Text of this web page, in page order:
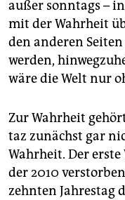
außer sonntags –
mit der Wahrheit
den anderen
werden,
wäre die Welt nur
Zur Wahrheit
taz zunächst gar
Wahrheit. Der
der 2010
zehnten Jahrestag